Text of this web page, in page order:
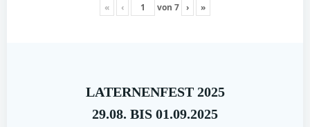
« ‹ von 7 › »
LATERNENFEST 2025
29.08. BIS 01.09.2025